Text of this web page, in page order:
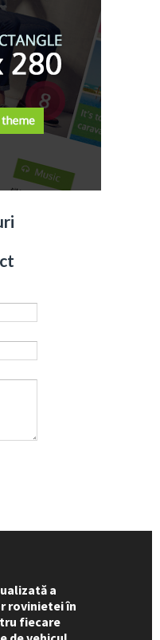
a
rovinietei în
fiecare